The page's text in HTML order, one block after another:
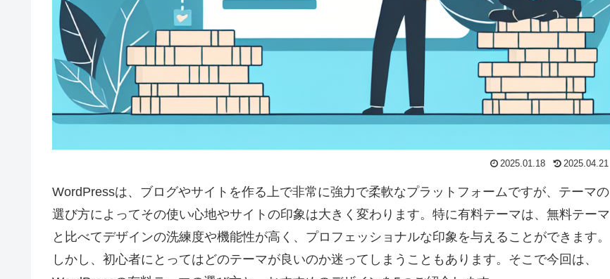
2025.01.18 2025.04.21
WordPressは、ブログやサイトを作る上で非常に強力で柔軟なプラットフォームですが、テーマの
選び方によってその使い心地やサイトの印象は大きく変わります。特に有料テーマは、無料テーマ
と比べてデザインの洗練度や機能性が高く、プロフェッショナルな印象を与えることができます。
しかし、初心者にとってはどのテーマが良いのか迷ってしまうこともあります。そこで今回は、